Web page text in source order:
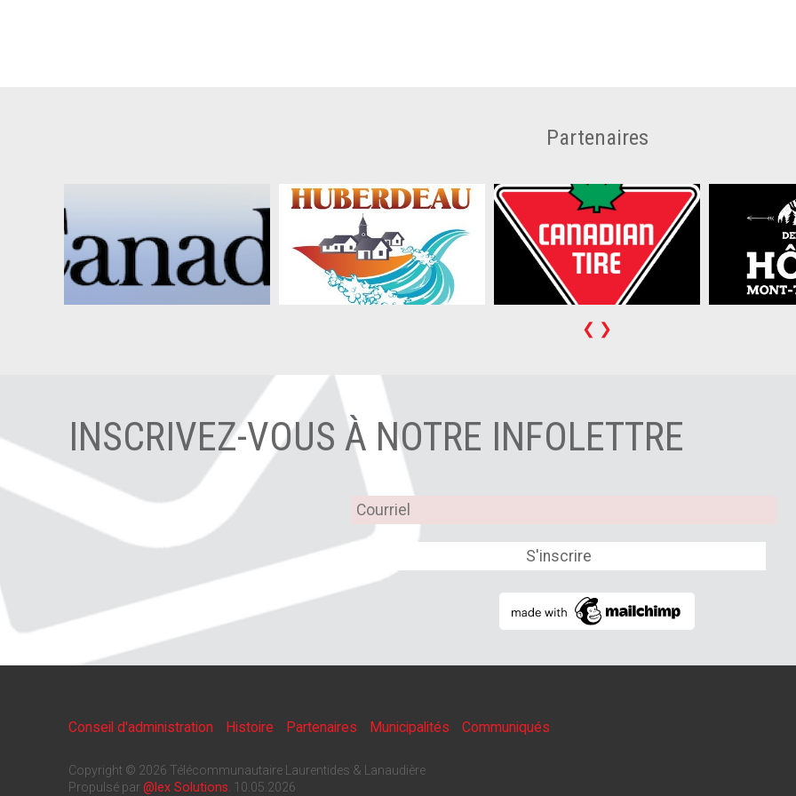
Partenaires
❮ ❯
INSCRIVEZ-VOUS À NOTRE INFOLETTRE
Conseil d'administration Histoire Partenaires Municipalités Communiqués
Copyright © 2026 Télécommunautaire Laurentides & Lanaudière
Propulsé par@lex Solutions 10.05.2026